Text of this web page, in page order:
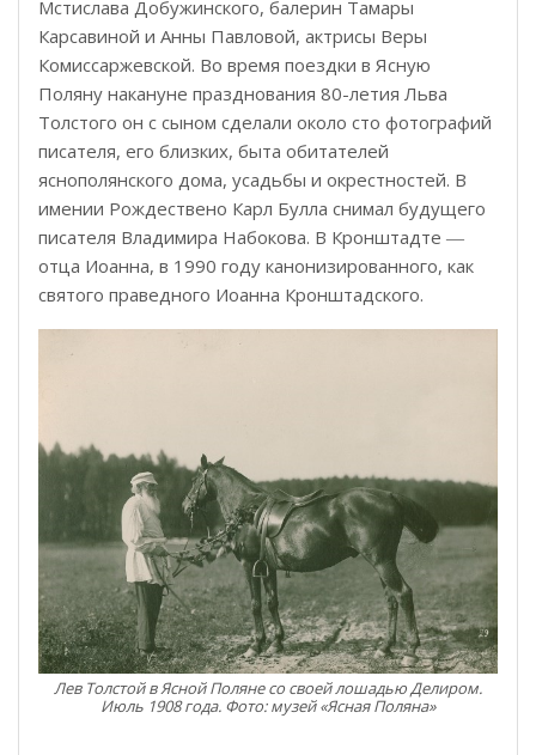
Мстислава Добужинского, балерин Тамары
Карсавиной и Анны Павловой, актрисы Веры
Комиссаржевской. Во время поездки в Ясную
Поляну накануне празднования 80-летия Льва
Толстого он с сыном сделали около сто фотографий
писателя, его близких, быта обитателей
яснополянского дома, усадьбы и окрестностей. В
имении Рождествено Карл Булла снимал будущего
писателя Владимира Набокова. В Кронштадте ―
отца Иоанна, в 1990 году канонизированного, как
святого праведного Иоанна Кронштадского.
Лев Толстой в Ясной Поляне со своей лошадью Делиром.
Июль 1908 года. Фото: музей «Ясная Поляна»